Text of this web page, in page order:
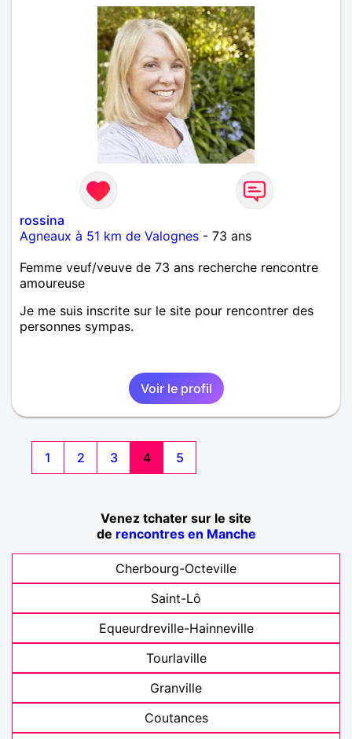
rossina
Agneaux à 51 km de Valognes - 73 ans
Femme veuf/veuve de 73 ans recherche rencontre
amoureuse
Je me suis inscrite sur le site pour rencontrer des
personnes sympas.
Voir le profil
1 2 3 4 5
Venez tchater sur le site
de rencontres en Manche
Cherbourg-Octeville
Saint-Lô
Equeurdreville-Hainneville
Tourlaville
Granville
Coutances